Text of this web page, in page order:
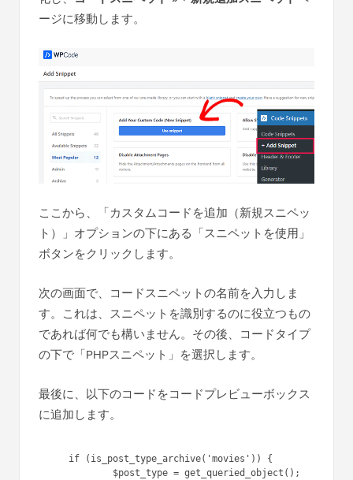
ージに移動します。
ここから、「カスタムコードを追加（新規スニペッ
ト）」オプションの下にある「スニペットを使用」
ボタンをクリックします。
次の画面で、コードスニペットの名前を入力しま
す。これは、スニペットを識別するのに役立つもの
であれば何でも構いません。その後、コードタイプ
の下で「PHPスニペット」を選択します。
最後に、以下のコードをコードプレビューボックス
に追加します。